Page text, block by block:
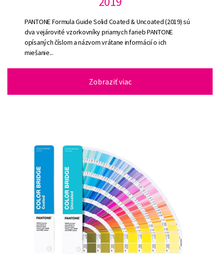
PANTONE Formula Guide Solid Coated & Uncoated (2019) sú
dva vejárovité vzorkovníky priamych farieb PANTONE
opísaných číslom a názvom vrátane informácií o ich
miešanie...
Zobraziť viac